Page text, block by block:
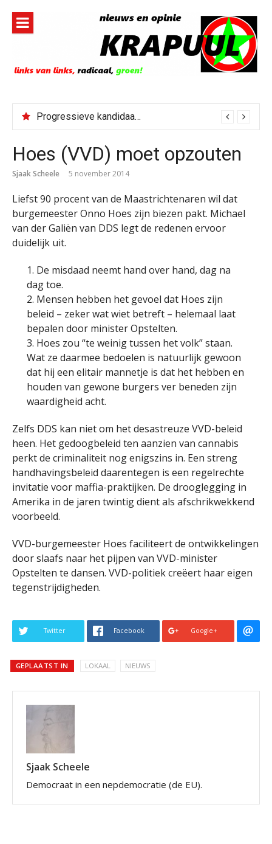
inhoud
Progressieve kandidaat El-Sayed senaatskandidaat Michigan
Hoes (VVD) moet opzouten
Sjaak Scheele 5 november 2014
Liefst 90 procent van de Maastrichtenaren wil dat
burgemeester Onno Hoes zijn biezen pakt. Michael
van der Galiën van DDS legt de redenen ervoor
duidelijk uit.
1. De misdaad neemt hand over hand, dag na
dag toe.
2. Mensen hebben het gevoel dat Hoes zijn
beleid – zeker wat wiet betreft – helemaal laat
bepalen door minister Opstelten.
3. Hoes zou “te weinig tussen het volk” staan.
Wat ze daarmee bedoelen is natuurlijk gewoon
dat hij een elitair mannetje is dat het hebben en
houden van gewone burgers ver beneden zijn
waardigheid acht.
Zelfs DDS kan niet om het desastreuze VVD-beleid
heen. Het gedoogbeleid ten aanzien van cannabis
perkt de criminaliteit nog enigszins in. Een streng
handhavingsbeleid daarentegen is een regelrechte
invitatie voor maffia-praktijken. De drooglegging in
Amerika in de jaren twintig dient als afschrikwekkend
voorbeeld.
VVD-burgemeester Hoes faciliteert de ontwikkelingen
door slaafs naar het pijpen van VVD-minister
Opstelten te dansen. VVD-politiek creëert haar eigen
tegenstrijdigheden.
Twitter Facebook Google+
GEPLAATST IN LOKAAL NIEUWS
Sjaak Scheele
Democraat in een nepdemocratie (de EU).